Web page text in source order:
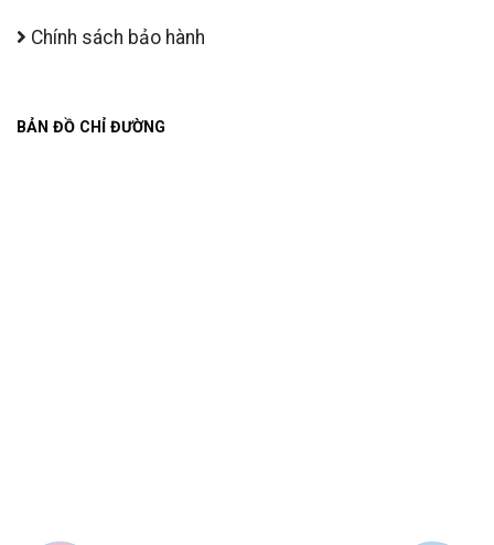
Chính sách bảo hành
BẢN ĐỒ CHỈ ĐƯỜNG